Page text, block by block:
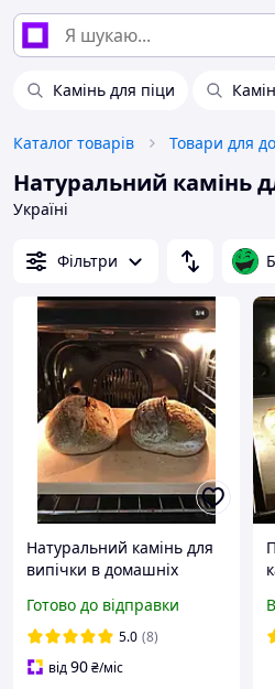
Камінь для піци
Каталог товарів Товари для
Натуральний камінь
Україні
Фільтри
Натуральний камінь для
випічки в домашніх
Готово до відправки
5.0 (8)
від90₴/міс